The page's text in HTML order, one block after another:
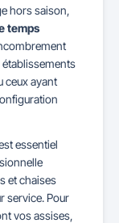
hors saison,
temps
ceux ayant
essentiel
et chaises
service. Pour
vos assises,